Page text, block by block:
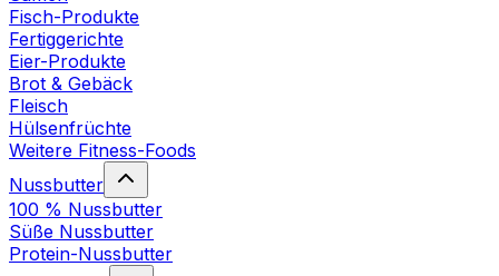
Fisch-Produkte
Fertiggerichte
Eier-Produkte
Brot & Gebäck
Fleisch
Hülsenfrüchte
Weitere Fitness-Foods
Nussbutter
100 % Nussbutter
Süße Nussbutter
Protein-Nussbutter